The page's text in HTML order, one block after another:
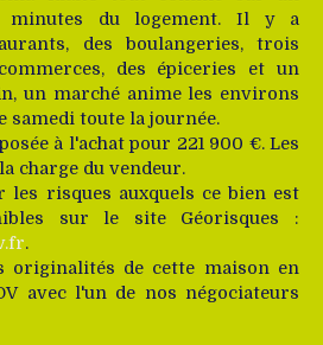
minutes du logement. Il y a
des boulangeries, trois
des épiceries et un
un marché anime les environs
samedi toute la journée.
à l'achat pour 221 900 €. Les
charge du vendeur.
risques auxquels ce bien est
sur le site Géorisques :
.
originalités de cette maison en
avec l'un de nos négociateurs